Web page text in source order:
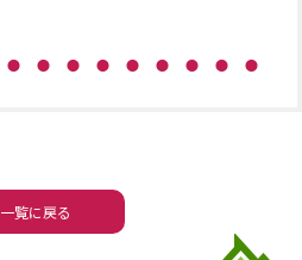
一覧に戻る